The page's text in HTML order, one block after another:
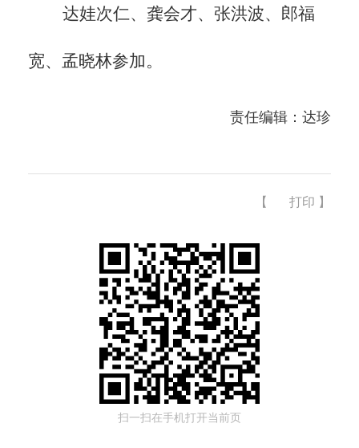
达娃次仁、龚会才、张洪波、郎福
宽、孟晓林参加。
责任编辑：达珍
【 打印 】
扫一扫在手机打开当前页